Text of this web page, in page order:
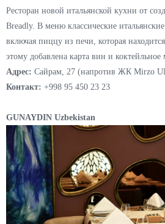
Ресторан новой итальянской кухни от
Breadly. В меню классические
включая пиццу из печи, которая
этому добавлена карта вин и коктейльное
Адрес: Сайрам, 27 (напротив ЖК Mirzo
Контакт: +998 95 450 23 23
GUNAYDIN Uzbekistan